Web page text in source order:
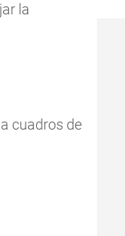
la
cuadros de